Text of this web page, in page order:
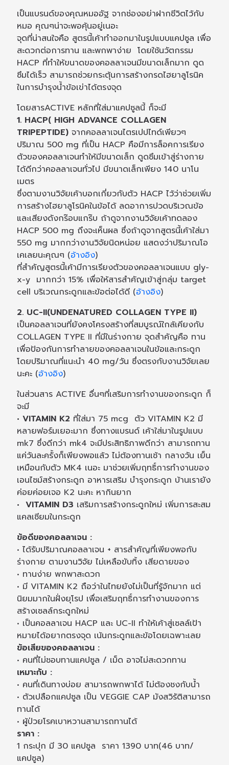
เป็นแบรนด์ของคุณหมออัฐ จากช่องอย่าฝากชีวิตไว้กับ
หมอ คุณๆน่าจะพอคุ้นอยู่เนอะ
จุดที่น่าสนใจคือ สูตรนี้เค้าทำออกมาในรูปแบบแคปซูล เพื่อ
สะดวกต่อการทาน และพกพาง่าย โดยใช้นวัตกรรม
HACP ที่ทำให้ขนาดของคอลลาเจนมีขนาดเล็กมาก ดูด
ซึมได้เร็ว สามารถช่วยกระตุ้นการสร้างกรดไฮยาลูโรนิค
ในการบำรุงน้ำข้อเข่าได้ตรงจุด
โดยสารACTIVE หลักที่ใส่มาแคปซูลนี้ ก็จะมี
1. HACP( HIGH ADVANCE COLLAGEN
TRIPEPTIDE) จากคอลลาเจนไตรเปปไทด์เพียวๆ
ปริมาณ 500 mg ที่เป็น HACP คือมีการล็อคการเรียง
ตัวของคอลลาเจนทำให้มีขนาดเล็ก ดูดซึมเข้าสู่ร่างกาย
ได้ดีกว่าคอลลาเจนทั่วไป มีขนาดเล็กเพียง 140 นาโน
เมตร
ซึ่งตามงานวิจัยเค้าบอกเกี่ยวกับตัว HACP ไว้ว่าช่วยเพิ่ม
การสร้างไฮยาลูโรนิคในข้อได้ ลดอาการปวดบริเวณข้อ
และเสียงดังกร๊อบแกร๊บ ถ้าดูจากงานวิจัยเค้าทดลอง
HACP 500 mg ถึงจะเห็นผล ซึ่งถ้าดูจากสูตรนี้เค้าใส่มา
550 mg มากกว่างานวิจัยนิดหน่อย แสดงว่าปริมาณโอ
เคเลยนะคุณๆ (อ้างอิง)
ที่สำคัญสูตรนี้เค้ามีการเรียงตัวของคอลลาเจนแบบ gly-
x-y มากกว่า 15% เพื่อให้สารสำคัญเข้าสู่กลุ่ม target
cell บริเวณกระดูกและข้อต่อได้ดี (อ้างอิง)
2. UC-II(UNDENATURED COLLAGEN TYPE II)
เป็นคอลลาเจนที่ยังคงโครงสร้างที่สมบูรณ์ใกล้เคียงกับ
COLLAGEN TYPE II ที่มีในร่างกาย จุดสำคัญคือ ทาน
เพื่อป้องกันการทำลายของคอลลาเจนในข้อและกระดูก
โดยปริมาณที่แนะนำ 40 mg/วัน ซึ่งตรงกับงานวิจัยเลย
นะคะ (อ้างอิง)
ในส่วนสาร ACTIVE อื่นๆที่เสริมการทำงานของกระดูก ก็
จะมี
• VITAMIN K2 ที่ใส่มา 75 mcg ตัว VITAMIN K2 มี
หลายฟอร์มเยอะมาก ซึ่งทางแบรนด์ เค้าใส่มาในรูปแบบ
mk7 ซึ่งดีกว่า mk4 จะมีประสิทธิภาพดีกว่า สามารถทาน
แค่วันละครั้งก็เพียงพอแล้ว ไม่ต้องทานเช้า กลางวัน เย็น
เหมือนกับตัว MK4 เนอะ มาช่วยเพิ่มฤทธิ์การทำงานของ
เอนไซม์สร้างกระดูก อาหารเสริม บำรุงกระดูก บ้านเรายัง
ค่อยค่อยเจอ K2 นะคะ หากินยาก
• VITAMIN D3 เสริมการสร้างกระดูกใหม่ เพิ่มการสะสม
แคลเซียมในกระดูก
ข้อดีของคอลลาเจน :
• ได้รับปริมาณคอลลาเจน + สารสำคัญที่เพียงพอกับ
ร่างกาย ตามงานวิจัย ไม่เหลือขับทิ้ง เสียดายของ
• ทานง่าย พกพาสะดวก
• มี VITAMIN K2 ถือว่าในไทยยังไม่เป็นที่รู้จักมาก แต่
นิยมมากในฝั่งยุโรป เพื่อเสริมฤทธิ์การทำงานของการ
สร้างเซลล์กระดูกใหม่
• เป็นคอลลาเจน HACP และ UC-II ทำให้เค้าสู่เซลล์เป้า
หมายได้อยากตรงจุด เน้นกระดูกและข้อโดยเฉพาะเลย
ข้อเสียของคอลลาเจน :
• คนที่ไม่ชอบทานแคปซูล / เม็ด อาจไม่สะดวกทาน
เหมาะกับ :
• คนที่เดินทางบ่อย สามารถพกพาได้ ไม่ต้องชงกับน้ำ
• ตัวเปลือกแคปซูล เป็น VEGGIE CAP มังสวิรัติสามารถ
ทานได้
• ผู้ป่วยโรคเบาหวานสามารถทานได้
ราคา :
1 กระปุก มี 30 แคปซูล ราคา 1390 บาท(46 บาท/
แคปซูล)